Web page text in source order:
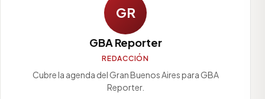
GR
GBA Reporter
REDACCIÓN
Cubre la agenda del Gran Buenos Aires para GBA
Reporter.